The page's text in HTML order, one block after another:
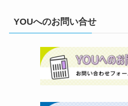
YOUへのお問い合せ